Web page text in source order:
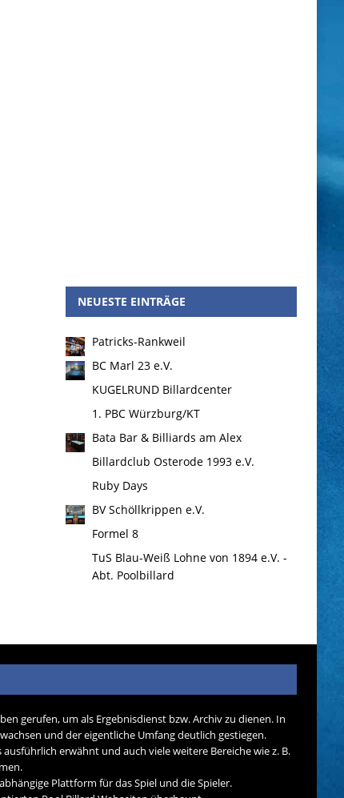
NEUESTE EINTRÄGE
Patricks-Rankweil
BC Marl 23 e.V.
KUGELRUND Billardcenter
1. PBC Würzburg/KT
Bata Bar & Billiards am Alex
Billardclub Osterode 1993 e.V.
Ruby Days
BV Schöllkrippen e.V.
Formel 8
TuS Blau-Weiß Lohne von 1894 e.V. -
Abt. Poolbillard
gerufen, um als Ergebnisdienst bzw. Archiv zu dienen. In
und der eigentliche Umfang deutlich gestiegen.
erwähnt und auch viele weitere Bereiche wie z. B.
Plattform für das Spiel und die Spieler.